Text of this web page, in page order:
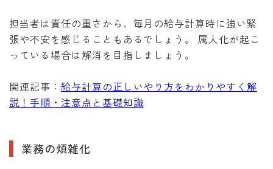
担当者は責任の重さから、毎月の給与計算時に強い緊
張や不安を感じることもあるでしょう。 属人化が起こ
っている場合は解消を目指しましょう。
関連記事： 給与計算の正しいやり方をわかりやすく解
説！手順・注意点と基礎知識
業務の煩雑化